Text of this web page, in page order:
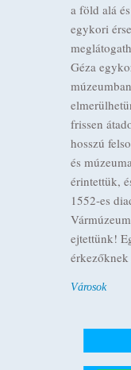
a föld alá
egykori
Géza
frissen
hosszú
és
érintettük,
1552-es
ejtettünk!
Városok